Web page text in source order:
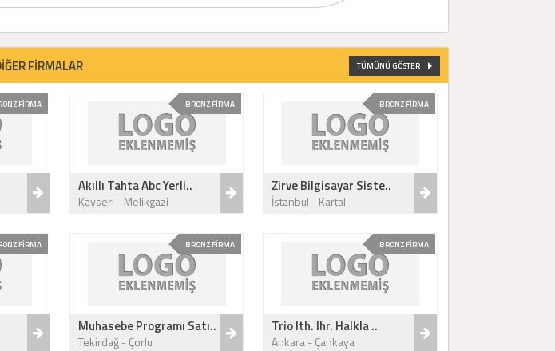
FİRMALAR TÜMÜNÜ GÖSTER
FİRMA BRONZ FİRMA
Akıllı Tahta Abc Yerli..
Kayseri - Melikgazi
BRONZ FİRMA
Zirve Bilgisayar Siste..
İstanbul - Kartal
FİRMA BRONZ FİRMA
Muhasebe Programı Satı..
Tekirdağ - Çorlu
BRONZ FİRMA
Trio Ith. Ihr. Halkla ..
Ankara - Çankaya